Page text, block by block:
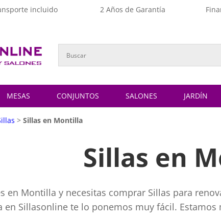
incluido 2 Años de Garantía
MESAS CONJUNTOS SALONES JARDÍN
>Sillas en Montilla
Sillas en
en Montilla y necesitas comprar Sillas para
en Sillasonline te lo ponemos muy fácil. Estamos